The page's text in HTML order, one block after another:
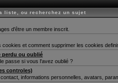
liste, ou recherchez un sujet
d'être un membre inscrit.
cookies et comment supprimer les cookies
perdu ou oublié
passe si vous l'avez oublié ?
controles)
informations personnelles, avatars,